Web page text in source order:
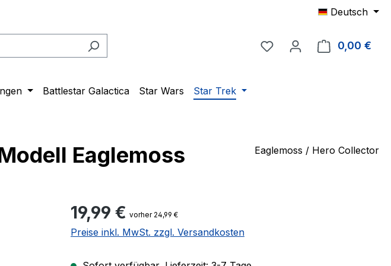
Deutsch
Du hast 0 Produkte auf
0,00 €
Battlestar Galactica Star Wars Star Trek
Eaglemoss Eaglemoss / Hero Collector
Regulärer Preis:
19,99 € vorher 24,99 €
Preise inkl. MwSt. zzgl. Versandkosten